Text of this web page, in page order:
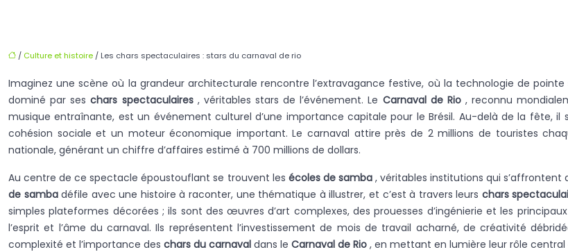
/ Culture et histoire / Les chars spectaculaires : stars du carnaval de rio
Imaginez une scène où la grandeur architecturale rencontre l’extravagance festive, où la technologie de
dominé par seschars spectaculaires , véritables stars de l’événement. Le Carnaval de Rio, reconnu
musique entraînante, est un événement culturel d’une importance capitale pour le Brésil. Au-delà de la fête, il
cohésion sociale et un moteur économique important. Le carnaval attire près de 2 millions de touristes
nationale, générant un chiffre d’affaires estimé à 700 millions de dollars.
Au centre de ce spectacle époustouflant se trouvent les écoles de samba , véritables institutions qui
de sambadéfile avec une histoire à raconter, une thématique à illustrer, et c’est à travers leurs chars
simples plateformes décorées ; ils sont des œuvres d’art complexes, des prouesses d’ingénierie et les
l’esprit et l’âme du carnaval. Ils représentent l’investissement de mois de travail acharné, de créativité
complexité et l’importance des chars du carnaval dans le Carnaval de Rio , en mettant en lumière leur rôle